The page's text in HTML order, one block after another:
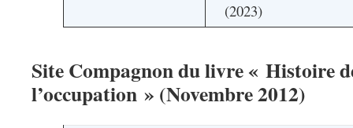
(2023)
Site Compagnon du livre « Histoire
l’occupation » (Novembre 2012)